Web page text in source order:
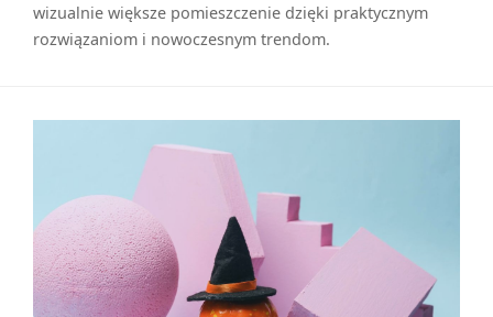
wizualnie większe pomieszczenie dzięki praktycznym
rozwiązaniom i nowoczesnym trendom.